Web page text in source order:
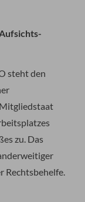
steht den
zu. Das
Rechtsbehelfe.